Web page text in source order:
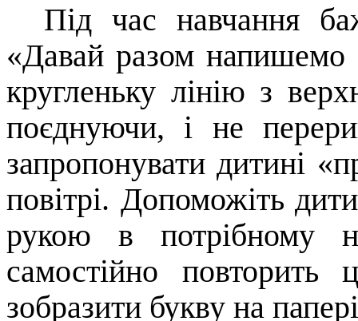
Під час навчання
«Давай разом
кругленьку лінію з
поєднуючи, і не
запропонувати дитині
повітрі. Допоможіть
рукою в потрібному
самостійно
зобразити букву на